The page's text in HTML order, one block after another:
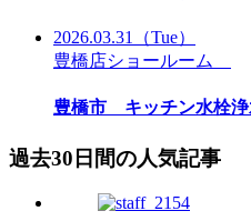
2026.03.31
（Tue）
豊橋店ショールーム
豊橋市 キッチン水栓
過去30日間の人気記事